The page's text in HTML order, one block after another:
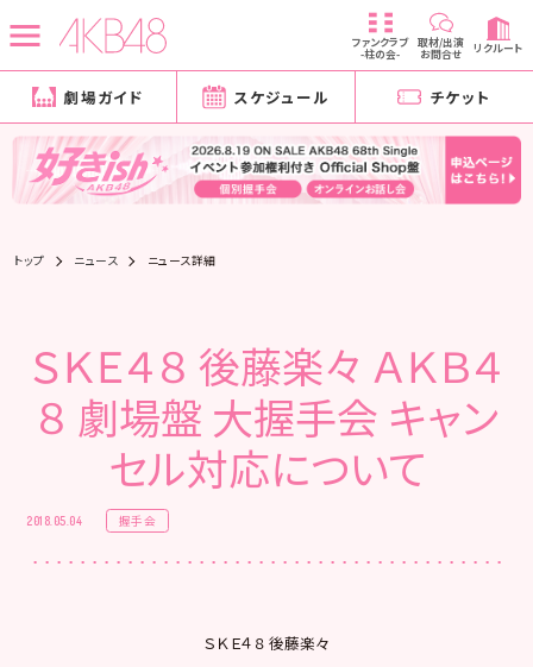
ファンクラブ
-柱の会-
取材/出演
お問合せ リクルート
劇場ガイド スケジュール チケット
トップ ニュース ニュース詳細
ＳＫＥ４８ 後藤楽々 ＡＫＢ４
８ 劇場盤 大握手会 キャン
セル対応について
2018.05.04 握手会
ＳＫＥ４８ 後藤楽々